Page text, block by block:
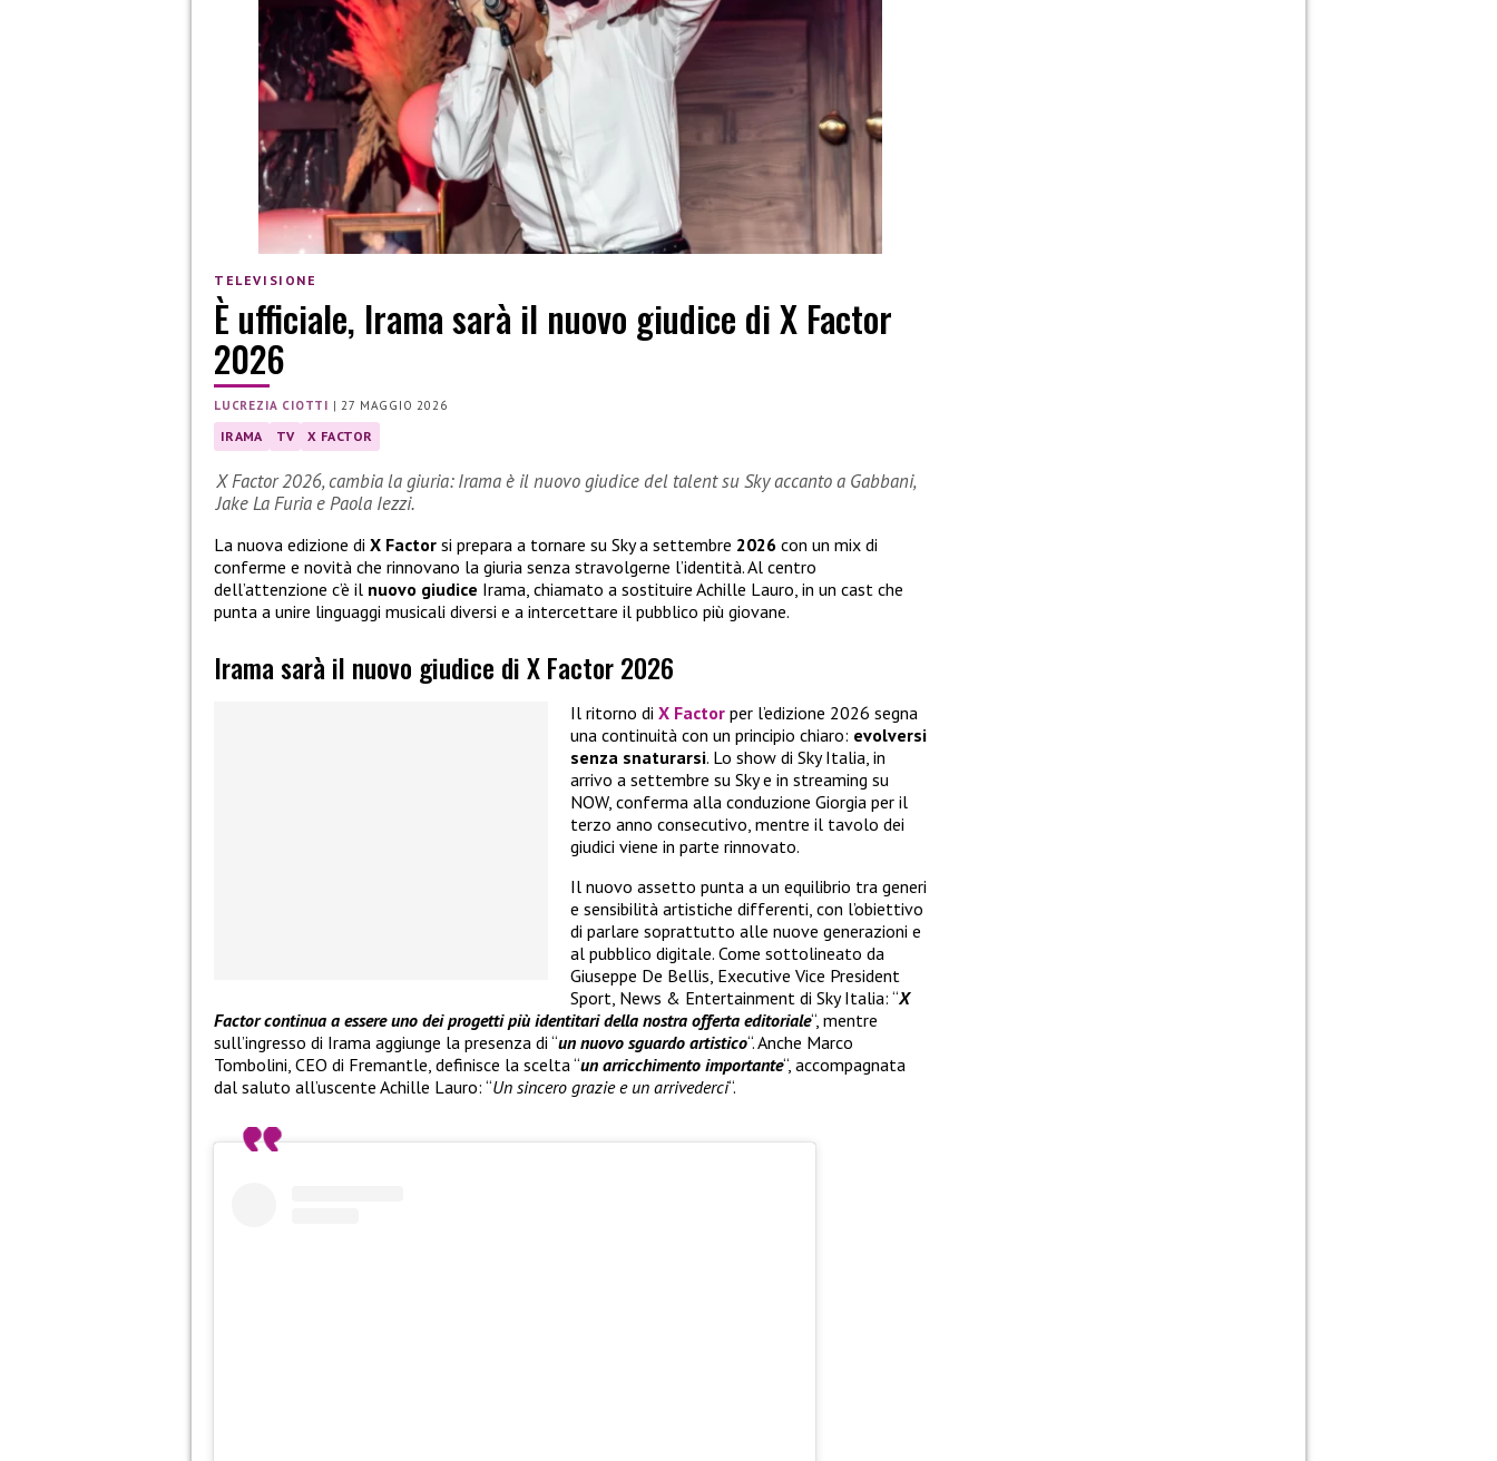
TELEVISIONE
È ufficiale, Irama sarà il nuovo giudice di X Factor
2026
LUCREZIA CIOTTI |27 MAGGIO 2026
IRAMA TV X FACTOR
X Factor 2026, cambia la giuria: Irama è il nuovo giudice del talent su Sky accanto a Gabbani,
Jake La Furia e Paola Iezzi.
La nuova edizione di X Factor si prepara a tornare su Sky a settembre 2026 con un mix di
conferme e novità che rinnovano la giuria senza stravolgerne l’identità. Al centro
dell’attenzione c’è il nuovo giudice Irama, chiamato a sostituire Achille Lauro, in un cast che
punta a unire linguaggi musicali diversi e a intercettare il pubblico più giovane.
Irama sarà il nuovo giudice di X Factor 2026
Il ritorno di X Factor per l’edizione 2026 segna
una continuità con un principio chiaro: evolversi
senza snaturarsi. Lo show di Sky Italia, in
arrivo a settembre su Sky e in streaming su
NOW, conferma alla conduzione Giorgia per il
terzo anno consecutivo, mentre il tavolo dei
giudici viene in parte rinnovato.
Il nuovo assetto punta a un equilibrio tra generi
e sensibilità artistiche differenti, con l’obiettivo
di parlare soprattutto alle nuove generazioni e
al pubblico digitale. Come sottolineato da
Giuseppe De Bellis, Executive Vice President
Sport, News & Entertainment di Sky Italia: “X
Factor continua a essere uno dei progetti più identitari della nostra offerta editoriale“, mentre
sull’ingresso di Irama aggiunge la presenza di “un nuovo sguardo artistico“. Anche Marco
Tombolini, CEO di Fremantle, definisce la scelta “un arricchimento importante“, accompagnata
dal saluto all’uscente Achille Lauro: “Un sincero grazie e un arrivederci“.